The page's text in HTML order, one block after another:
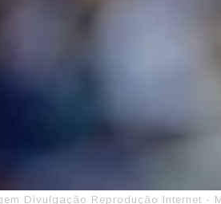
Divulgação Reprodução Internet